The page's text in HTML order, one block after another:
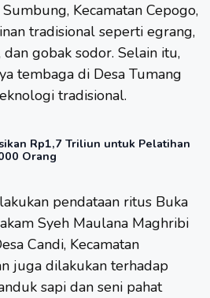
Kecamatan Cepogo,
tradisional seperti egrang,
gobak sodor. Selain itu,
tembaga di Desa Tumang
tradisional.
Rp1,7 Triliun untuk Pelatihan
Orang
pendataan ritus Buka
Syeh Maulana Maghribi
Candi, Kecamatan
juga dilakukan terhadap
sapi dan seni pahat